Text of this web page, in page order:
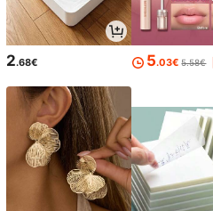
2.68€ 5.03€ 5.58€